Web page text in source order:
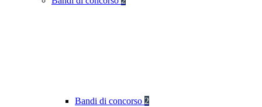
Bandi di concorso 2